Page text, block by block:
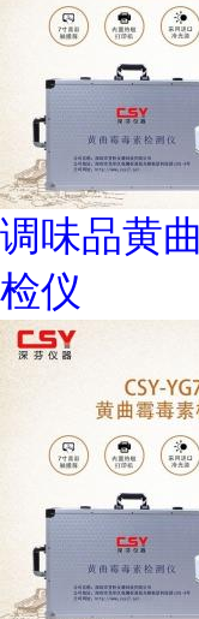
调味品黄
检仪